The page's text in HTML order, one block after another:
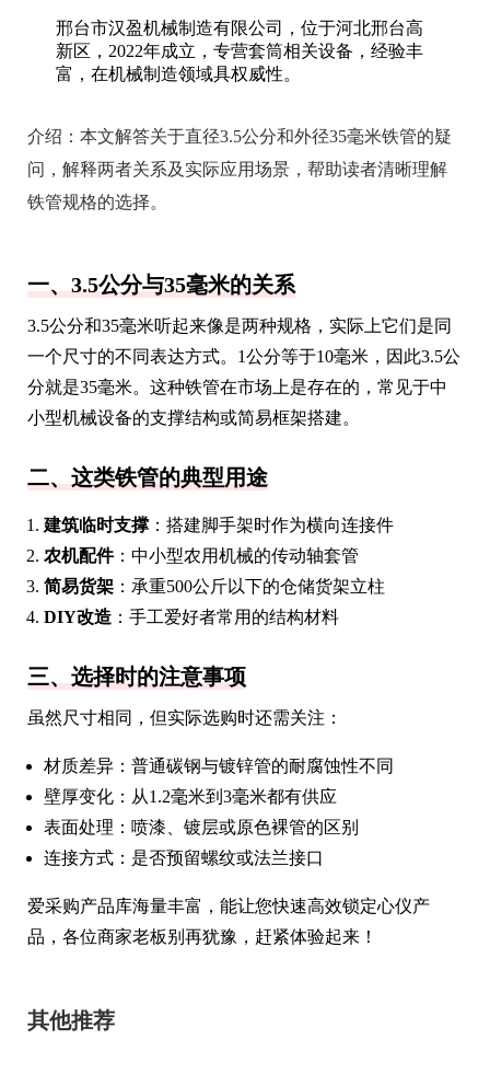
邢台市汉盈机械制造有限公司，位于河北邢台高
新区，2022年成立，专营套筒相关设备，经验丰
富，在机械制造领域具权威性。
介绍： 本文解答关于直径3.5公分和外径35毫米铁管的疑
问，解释两者关系及实际应用场景，帮助读者清晰理解
铁管规格的选择。
一、3.5公分与35毫米的关系
3.5公分和35毫米听起来像是两种规格，实际上它们是同
一个尺寸的不同表达方式。1公分等于10毫米，因此3.5公
分就是35毫米。这种铁管在市场上是存在的，常见于中
小型机械设备的支撑结构或简易框架搭建。
二、这类铁管的典型用途
建筑临时支撑 ：搭建脚手架时作为横向连接件
农机配件：中小型农用机械的传动轴套管
简易货架 ：承重500公斤以下的仓储货架立柱
DIY改造 ：手工爱好者常用的结构材料
三、选择时的注意事项
虽然尺寸相同，但实际选购时还需关注：
材质差异：普通碳钢与镀锌管的耐腐蚀性不同
壁厚变化：从1.2毫米到3毫米都有供应
表面处理：喷漆、镀层或原色裸管的区别
连接方式：是否预留螺纹或法兰接口
爱采购产品库海量丰富，能让您快速高效锁定心仪产
品，各位商家老板别再犹豫，赶紧体验起来！
其他推荐